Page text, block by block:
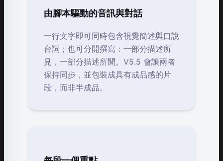
由腳本驅動的音訊與對話
一行文字即可同時包含視覺簡述與口說
台詞；也可分開撰寫：一部分描述所
見，一部分描述所聞。V5.5 會讓兩者
保持同步，並包裝成具有成品感的片
段，而非半成品。